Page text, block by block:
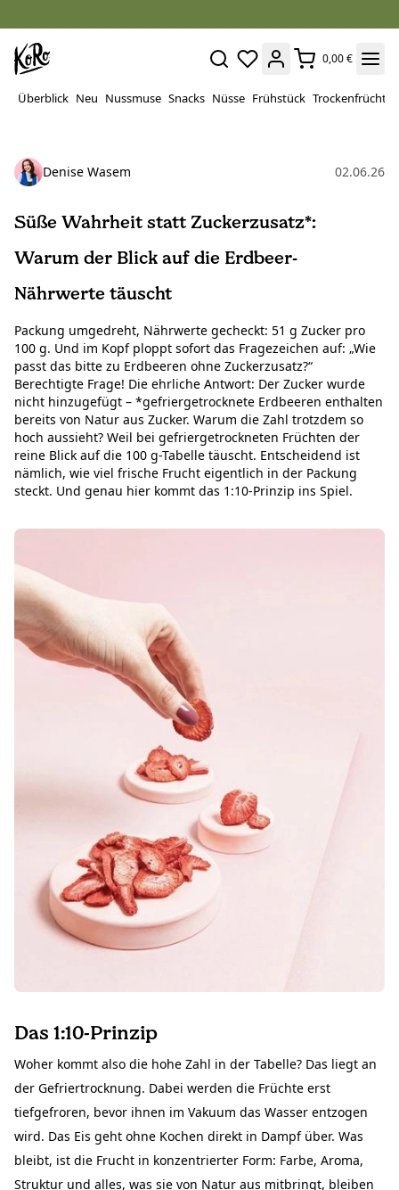
0,00 €
Überblick Neu Nussmuse Snacks Nüsse Frühstück Trockenfrüchte
Denise Wasem 02.06.26
Süße Wahrheit statt Zuckerzusatz*:
Warum der Blick auf die Erdbeer-
Nährwerte täuscht
Packung umgedreht, Nährwerte gecheckt: 51 g Zucker pro
100 g. Und im Kopf ploppt sofort das Fragezeichen auf: „Wie
passt das bitte zu Erdbeeren ohne Zuckerzusatz?“
Berechtigte Frage! Die ehrliche Antwort: Der Zucker wurde
nicht hinzugefügt – *gefriergetrocknete Erdbeeren enthalten
bereits von Natur aus Zucker. Warum die Zahl trotzdem so
hoch aussieht? Weil bei gefriergetrockneten Früchten der
reine Blick auf die 100 g-Tabelle täuscht. Entscheidend ist
nämlich, wie viel frische Frucht eigentlich in der Packung
steckt. Und genau hier kommt das 1:10-Prinzip ins Spiel.
Das 1:10-Prinzip
Woher kommt also die hohe Zahl in der Tabelle? Das liegt an
der Gefriertrocknung. Dabei werden die Früchte erst
tiefgefroren, bevor ihnen im Vakuum das Wasser entzogen
wird. Das Eis geht ohne Kochen direkt in Dampf über. Was
bleibt, ist die Frucht in konzentrierter Form: Farbe, Aroma,
Struktur und alles, was sie von Natur aus mitbringt, bleiben